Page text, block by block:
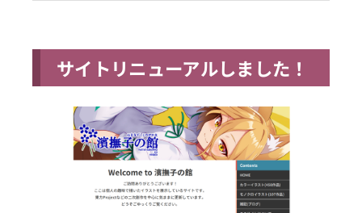
サイトリニューアルしました！